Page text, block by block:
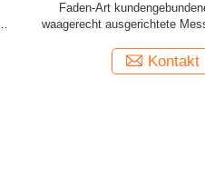
Polieredelstahl-Behälter-
ausgerichtete Messgeräte
Kontakt